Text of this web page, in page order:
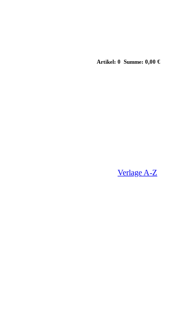
Artikel: 0 Summe: 0,00 €
Verlage A-Z